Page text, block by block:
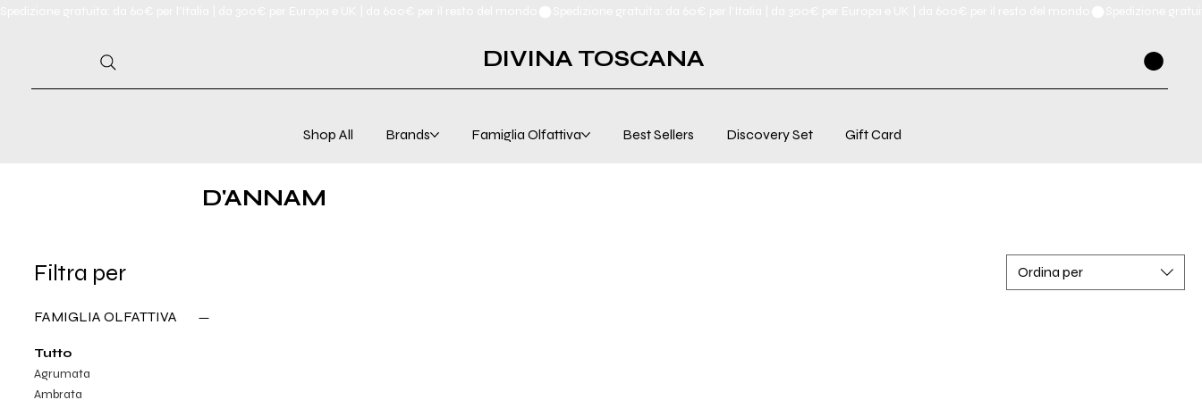
Shop All Brands Famiglia Olfattiva Best Sellers Discovery Set Gift Card
DIVINA TOSCANA
D'ANNAM
Filtra per
FAMIGLIA OLFATTIVA
Tutto
Agrumata
Ambrata
Ordina per